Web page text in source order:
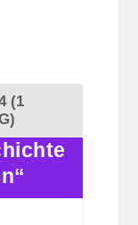
(1